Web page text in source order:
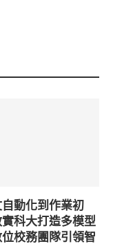
動化到作業初
科大打造多模型
校務團隊引領智